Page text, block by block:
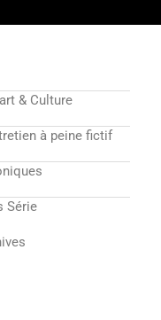
& Culture
à peine fictif
Série